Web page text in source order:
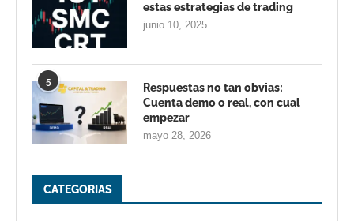
estas estrategias de trading
junio 10, 2025
5
Respuestas no tan obvias:
Cuenta demo o real, con cual
empezar
mayo 28, 2026
CATEGORIAS